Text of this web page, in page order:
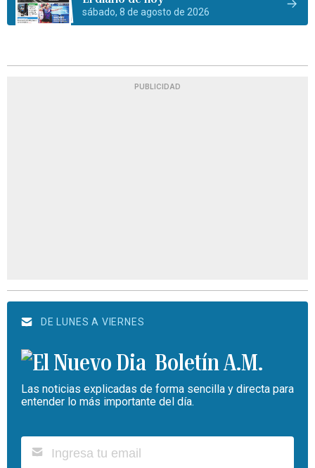
sábado, 8 de agosto de 2026
PUBLICIDAD
DE LUNES A VIERNES
Boletín A.M.
Las noticias explicadas de forma sencilla y directa para
entender lo más importante del día.